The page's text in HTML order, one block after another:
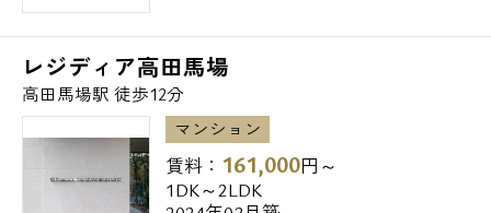
■コンビニ
セブンイレブン高田馬場3丁目中央
店 ・・・ 72m
叙々苑高田馬場店 ・・・ 203m
レジディア高田馬場
高田馬場駅 徒歩12分
マンション
賃料： 161,000円～
1DK～2LDK